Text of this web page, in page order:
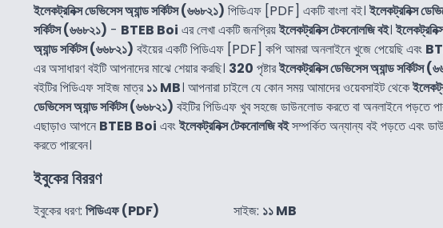
ইলেকট্রনিক্স ডেভিসেস অ্যান্ড সর্কিটস (৬৬৮২১) পিডিএফ [PDF] একটি বাংলা বই। ইলেকট্রনিক্স
সর্কিটস (৬৬৮২১) - BTEB Boi এর লেখা একটি জনপ্রিয়ইলেকট্রনিক্স টেকনোলজি বই।
অ্যান্ড সর্কিটস (৬৬৮২১) বইয়ের একটি পিডিএফ [PDF] কপি আমরা অনলাইনে খুজে পেয়েছি এবং
এর অসাধারণ বইটি আপনাদের মাঝে শেয়ার করছি। 320 পৃষ্টারইলেকট্রনিক্স ডেভিসেস অ্যান্ড সর্কিটস
বইটির পিডিএফ সাইজ মাত্র১১ MB। আপনারা চাইলে যে কোন সময় আমাদের ওয়েবসাইট থেকে
ডেভিসেস অ্যান্ড সর্কিটস (৬৬৮২১) বইটির পিডিএফ খুব সহজে ডাউনলোড করতে বা অনলাইনে পড়তে
এছাড়াও আপনে BTEB Boi এবংইলেকট্রনিক্স টেকনোলজি বইসম্পর্কিত অন্যান্য বই পড়তে এবং
করতে পারবেন।
ইবুকের বিররণ
ইবুকের ধরণ: পিডিএফ (PDF)
সাইজ: ১১ MB